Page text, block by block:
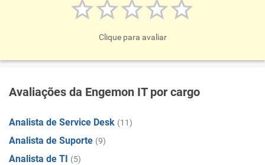
Clique para avaliar
Avaliações da Engemon IT por cargo
Analista de Service Desk (11)
Analista de Suporte (9)
Analista de TI (5)